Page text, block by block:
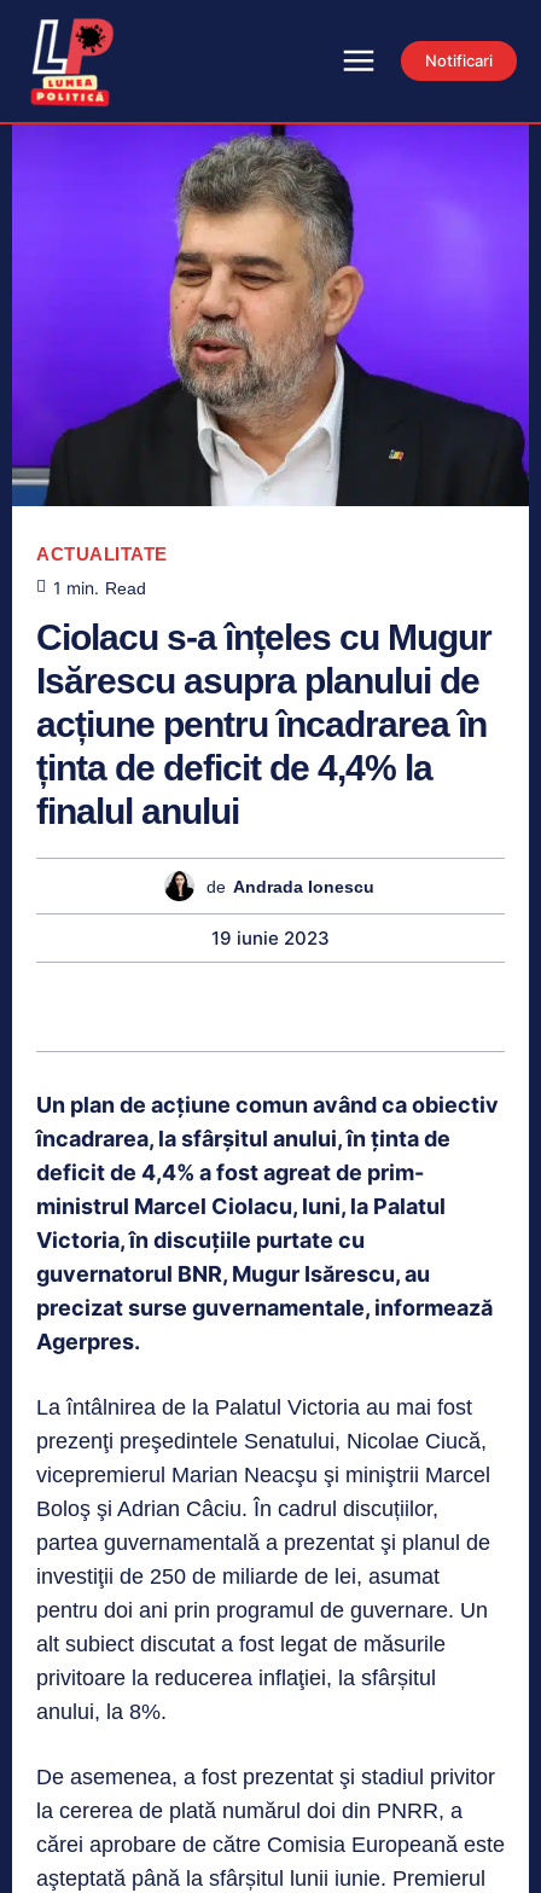
Notificari
ACTUALITATE
1 min. Read
Ciolacu s-a înțeles cu Mugur
Isărescu asupra planului de
acțiune pentru încadrarea în
ținta de deficit de 4,4% la
finalul anului
de Andrada Ionescu
19 iunie 2023
Un plan de acţiune comun având ca obiectiv
încadrarea, la sfârșitul anului, în ţinta de
deficit de 4,4% a fost agreat de prim-
ministrul Marcel Ciolacu, luni, la Palatul
Victoria, în discuţiile purtate cu
guvernatorul BNR, Mugur Isărescu, au
precizat surse guvernamentale, informează
Agerpres.
La întâlnirea de la Palatul Victoria au mai fost
prezenţi preşedintele Senatului, Nicolae Ciucă,
vicepremierul Marian Neacşu şi miniştrii Marcel
Boloş şi Adrian Câciu. În cadrul discuțiilor,
partea guvernamentală a prezentat şi planul de
investiţii de 250 de miliarde de lei, asumat
pentru doi ani prin programul de guvernare. Un
alt subiect discutat a fost legat de măsurile
privitoare la reducerea inflaţiei, la sfârșitul
anului, la 8%.
De asemenea, a fost prezentat şi stadiul privitor
la cererea de plată numărul doi din PNRR, a
cărei aprobare de către Comisia Europeană este
aşteptată până la sfârșitul lunii iunie. Premierul